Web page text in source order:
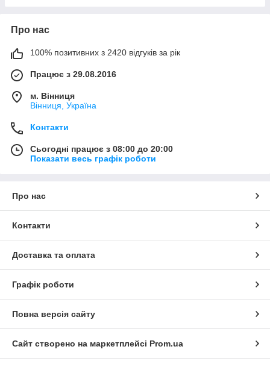
Про нас
100% позитивних з 2420 відгуків за рік
Працює з 29.08.2016
м. Вінниця
Вінниця, Україна
Контакти
Сьогодні працює з 08:00 до 20:00
Показати весь графік роботи
Про нас
Контакти
Доставка та оплата
Графік роботи
Повна версія сайту
Сайт створено на маркетплейсі Prom.ua